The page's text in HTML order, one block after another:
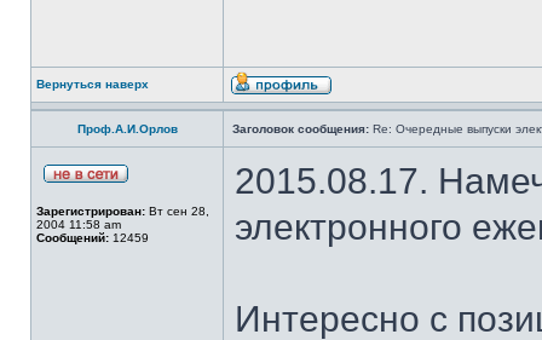
Вернуться наверх
Проф.А.И.Орлов Заголовок сообщения: Re: Очередные выпуски
Зарегистрирован: Вт сен 28,
2004 11:58 am
Сообщений: 12459
2015.08.17.
электронного
Интересно с